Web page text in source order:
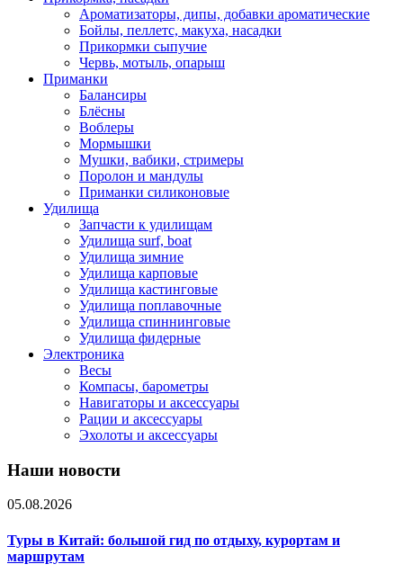
Ароматизаторы, дипы, добавки ароматические
Бойлы, пеллетс, макуха, насадки
Прикормки сыпучие
Червь, мотыль, опарыш
Приманки
Балансиры
Блёсны
Воблеры
Мормышки
Мушки, вабики, стримеры
Поролон и мандулы
Приманки силиконовые
Удилища
Запчасти к удилищам
Удилища surf, boat
Удилища зимние
Удилища карповые
Удилища кастинговые
Удилища поплавочные
Удилища спиннинговые
Удилища фидерные
Электроника
Весы
Компасы, барометры
Навигаторы и аксессуары
Рации и аксессуары
Эхолоты и аксессуары
Наши новости
05.08.2026
Туры в Китай: большой гид по отдыху, курортам и
маршрутам